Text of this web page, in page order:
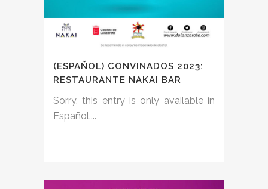
(ESPAÑOL) CONVINADOS 2023:
RESTAURANTE NAKAI BAR
Sorry, this entry is only available in
Español....